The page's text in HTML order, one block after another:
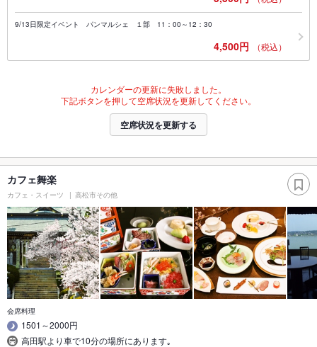
9/13日限定イベント パンマルシェ １部 11：00～12：30
4,500円 （税込）
カレンダーの更新に失敗しました。
下記ボタンを押して空席状況を更新してください。
空席状況を更新する
カフェ舞楽
カフェ・スイーツ 高松市その他
会席料理
1501～2000円
高田駅より車で10分の場所にあります｡